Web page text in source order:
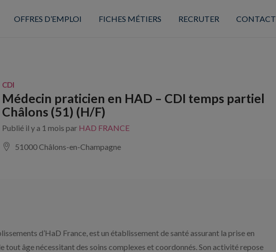
OFFRES D’EMPLOI FICHES MÉTIERS RECRUTER CONTACT
CDI
Médecin praticien en HAD – CDI temps partiel
Châlons (51) (H/F)
Publié il y a 1 mois par HAD FRANCE
51000 Châlons-en-Champagne
d’HaD France, est un établissement de santé assurant la prise en
tout âge nécessitant des soins complexes et coordonnés. Son activité repose